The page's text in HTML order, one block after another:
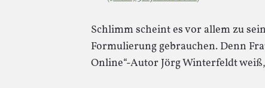
Schlimm scheint es vor allem zu
Formulierung gebrauchen. Denn
Online“-Autor Jörg Winterfeldt